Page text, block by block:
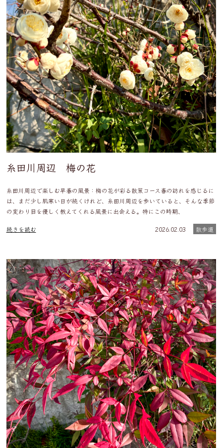
糸田川周辺 梅の花
糸田川周辺で楽しむ早春の風景：梅の花が彩る散策コース春の訪れを感じるに
は、まだ少し肌寒い日が続くけれど、糸田川周辺を歩いていると、そんな季節
の変わり目を優しく教えてくれる風景に出会える。特にこの時期、
続きを読む 2026.02.03 散歩道